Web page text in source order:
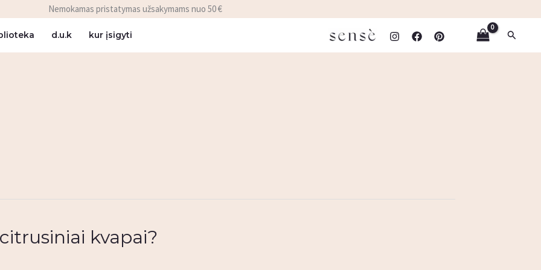
Nemokamas pristatymas užsakymams nuo 50 €
d.u.k kur įsigyti Paieška
kvapai?